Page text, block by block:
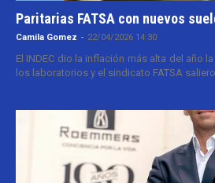
Paritarias FATSA con nuevos
Camila Gomez - 22/04/2026 14:30
El INDEC dio la inflación más alta del año
los laboratorios y el sindicato FATSA